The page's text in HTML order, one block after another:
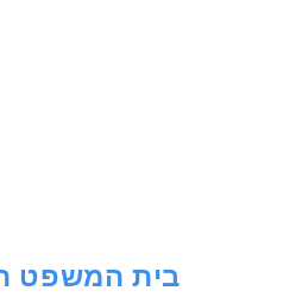
בית המשפט